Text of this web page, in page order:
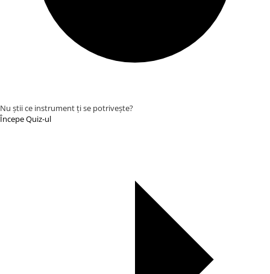
Truse manichiură călătorii
Truse manichiură bărbați
Truse manichiură-pedichiură
Nu știi ce instrument ți se potrivește?
Începe Quiz-ul